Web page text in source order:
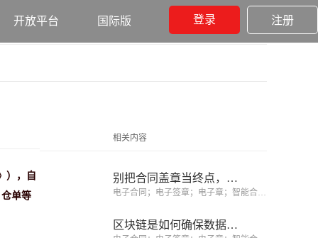
开放平台 国际版 登录 注册
），自
单等
相关内容
别把合同盖章当终点，合同履约阶段才创造价值的开始
电子合同；电子签章；电子章；智能合同；合同管理
区块链是如何确保数据不可篡改的？